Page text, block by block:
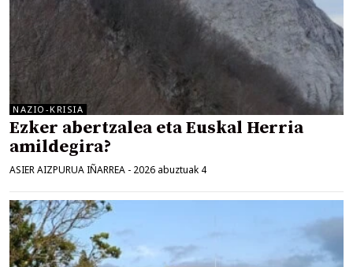
NAZIO-KRISIA
Ezker abertzalea eta Euskal Herria
amildegira?
ASIER AIZPURUA IÑARREA - 2026 abuztuak 4